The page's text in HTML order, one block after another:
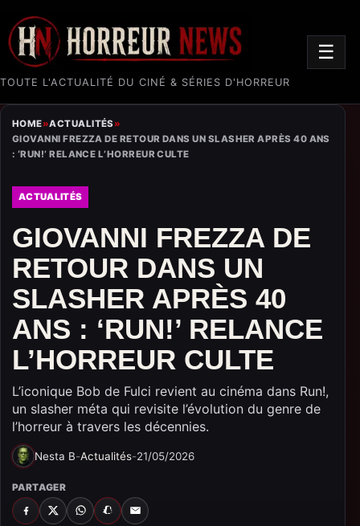
TOUTE L'ACTUALITÉ DU CINÉ & SÉRIES D'HORREUR
☰
HOME»ACTUALITÉS»
GIOVANNI FREZZA DE RETOUR DANS UN SLASHER APRÈS 40 ANS
: ‘RUN!’ RELANCE L’HORREUR CULTE
ACTUALITÉS
GIOVANNI FREZZA DE
RETOUR DANS UN
SLASHER APRÈS 40
ANS : ‘RUN!’ RELANCE
L’HORREUR CULTE
L’iconique Bob de Fulci revient au cinéma dans Run!,
un slasher méta qui revisite l’évolution du genre de
l’horreur à travers les décennies.
Nesta B-Actualités-21/05/2026
PARTAGER
FACEBOOK
X WHATSAPP
SNAPCHAT
EMAIL